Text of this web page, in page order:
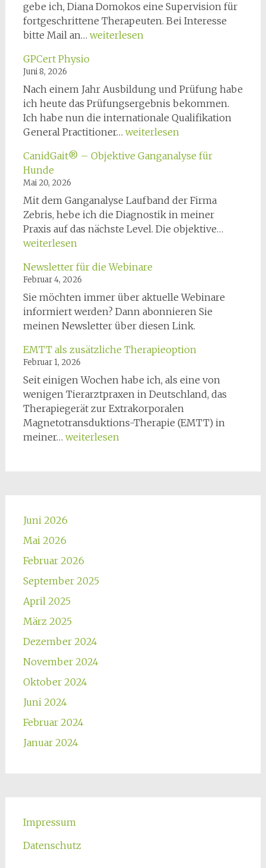
gebe ich, Diana Domokos eine Supervision für
fortgeschrittene Therapeuten. Bei Interesse
bitte Mail an… Osteopathie-
am
weiterlesen
GPCert Physio
Juni 8, 2026
Nach einem Jahr Ausbildung und Prüfung habe
ich heute das Prüfungsergebnis bekommen.
Ich habe nun die internationale Qualifikation
General Practitioner… GPCert
weiterlesen
CanidGait® – Objektive Ganganalyse für
Hunde
Mai 20, 2026
Mit dem Ganganalyse Laufband der Firma
Zebris, hebe ich die Diagnostik in meiner
Praxis auf das nächste Level. Die objektive…
weiterlesen
Newsletter für die Webinare
Februar 4, 2026
Sie möchten immer über aktuelle Webinare
informiert werden? Dann abonnieren Sie
meinen Newsletter über diesen Link.
EMTT als zusätzliche Therapieoption
Februar 1, 2026
Seit einigen Wochen habe ich, als eine von
wenigen Tierarztpraxen in Deutschland, das
Therapiegerät zur Extrakorporalen
Magnetotransduktions-Therapie (EMTT) in
meiner… EMTT
weiterlesen
Juni 2026
Mai 2026
Februar 2026
September 2025
April 2025
März 2025
Dezember 2024
November 2024
Oktober 2024
Juni 2024
Februar 2024
Januar 2024
Impressum
Datenschutz